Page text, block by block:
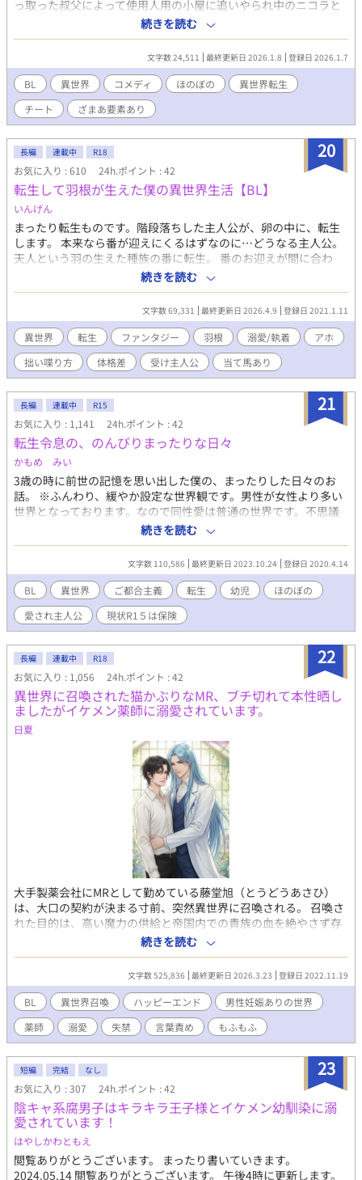
っ取った叔父によって使用人用の小屋に追いやられ中のニコラと
兄セドリック。女神にチートな魔法のあれこれを貰ったとはいえ
ニコラは一人で兄と両親を救わなければならず⋯八歳になったニ
コラにひょんなことから異世界でもう一人の兄ができる。それが
ランクA冒険者のルフェルであった。◇ルフェルとニコラが冒険
者したりコタツでのんびりまったりしつつ、ニコラの兄と両親を
助けるほのぼのコメディです。ざまぁも少しあります。◇お話の
ほとんどが主人公が四歳〜八歳のシーンです。レーディングのR15
は人身売買の記述や兄が平手打ちされるシーンに対してのもので
す。◇全８話の短編です
続きを読む
文字数 24,511 最終更新日 2026.1.8 登録日 2026.1.7
BL 異世界 コメディ ほのぼの
異世界転生
チート
ざまあ要素あり
20
長編 連載中 R18
お気に入り : 610 24h.ポイント : 42
転生して羽根が生えた僕の異世界生活【BL】
いんげん
まったり転生ものです。階段落ちした主人公が、卵の中に、転生
します。 本来なら番が迎えにくるはずなのに…どうなる主人公。
天人という羽の生えた種族の番に転生。 番のお迎えが間に合わ
ず、ちっこい羽の出来損ないに…。主人公はアホ可愛い系です。
ちょいちょい変態っぽいエロが入ります。 当て馬が出て来ます。
かなりふざけたラブコメになりつつあります…そして、ツッコミ
役は貴方ですｗｗｗ
続きを読む
文字数 69,331 最終更新日 2026.4.9 登録日 2021.1.11
異世界 転生 ファンタジー 羽根 溺愛/執着
アホ
拙い喋り方
体格差 受け主人公 当て馬あり
21
長編 連載中 R15
お気に入り : 1,141 24h.ポイント : 42
転生令息の、のんびりまったりな日々
かもめ みい
3歳の時に前世の記憶を思い出した僕の、まったりした日々のお
話。 ※ふんわり、緩やか設定な世界観です。男性が女性より多い
世界となっております。なので同性愛は普通の世界です。不思議
パワーで男性妊娠もあります。R1５は保険です。 痛いのや暗いの
はなるべく避けています。全体的にR１５展開がある事すらお約束
できません。男性妊娠のある世界観の為、ボーイズラブ作品とさ
せて頂いております。こちらはムーンライトノベル様にも投稿し
ておりますが、一部加筆修正しております。更新速度はまったり
です。 ※無断転載はおやめください。Repost is prohibited.
続きを読む
文字数 110,586 最終更新日 2023.10.24 登録日 2020.4.14
BL 異世界 ご都合主義 転生 幼児
ほのぼの
愛され主人公
現状R1５は保険
22
長編 連載中 R18
お気に入り : 1,056 24h.ポイント : 42
異世界に召喚された猫かぶりなMR、ブチ切れて本性晒し
ましたがイケメン薬師に溺愛されています。
日夏
大手製薬会社にMRとして勤めている藤堂旭（とうどうあさひ）
は、大口の契約が決まる寸前、突然異世界に召喚される。 召喚さ
れた目的は、高い魔力の供給と帝国内での貴族の血を絶やさず存
続し続けるため。 どうやら神の実を食べれば、召喚された男性は
妊娠できる神の器、神器と呼ばれる存在になれるらしい。 無理や
り実を食べさせられて、気が付いたら、緑豊かな温室、カウチソ
ファの上だった。 薄い露出度の高い服に、さらに貞操保護具（貞
操帯）までつけられていて？ 猫かぶりで口の悪い一途なMRが、
人付き合いに疲れて植物に愛を注ぐイケメン薬師から溺愛される
お話です。 薬師と、2人の使用人と、1匹の猫（？）と、のんびり
まったり、時に激しく、楽しく暮らしていく話です。 ※現在連載
中の、「異世界に召喚された二世俳優、うっかり本性晒しました
が精悍な侯爵様に溺愛されています」に登場する旭さんが主役の
お話です。 ※登場人物、団体、名称等は全て架空のものです。 ※
背景の緩いのファンタジーです、ご都合主義の世界です。 ※男性
妊娠あり。 ※題名 ＊～＊＊＊はR18指定です。 ※イラストは、
Adob​​e Fireflyを使用した生成AIです。著作権リスクを避けたデー
タのみで作成されています。
続きを読む
文字数 525,836 最終更新日 2026.3.23 登録日 2022.11.19
BL 異世界召喚 ハッピーエンド
男性妊娠ありの世界
薬師
溺愛 失禁 言葉責め もふもふ
23
短編 完結 なし
お気に入り : 307 24h.ポイント : 42
陰キャ系腐男子はキラキラ王子様とイケメン幼馴染に溺
愛されています！
はやしかわともえ
閲覧ありがとうございます。 まったり書いていきます。
2024.05.14 閲覧ありがとうございます。 午後4時に更新します。